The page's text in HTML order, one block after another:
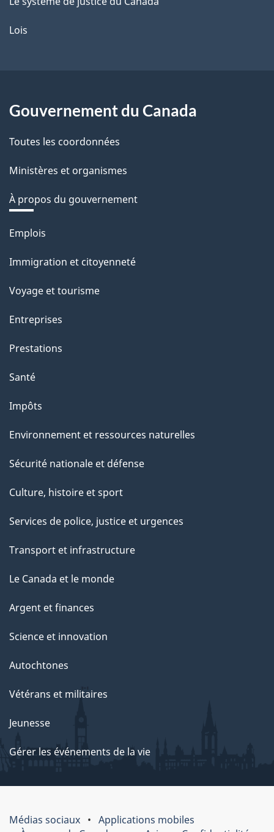
Lois
Gouvernement du Canada
Toutes les coordonnées
Ministères et organismes
À propos du gouvernement
Thèmes
sujets
Emplois
Immigration et citoyenneté
Voyage et tourisme
Entreprises
Prestations
Santé
Impôts
Environnement et ressources naturelles
Sécurité nationale et défense
Culture, histoire et sport
Services de police, justice et urgences
Transport et infrastructure
Le Canada et le monde
Argent et finances
Science et innovation
Autochtones
Vétérans et militaires
Jeunesse
Gérer les événements de la vie
Médias sociaux
Applications mobiles